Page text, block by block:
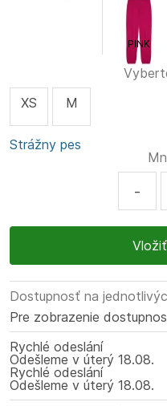
PINK
XS
M
Strážny pes
-
Dostupnosť na
Pre zobrazenie
Rychlé odeslání
Odešleme v úterý 18.08.
Rychlé odeslání
Odešleme v úterý 18.08.